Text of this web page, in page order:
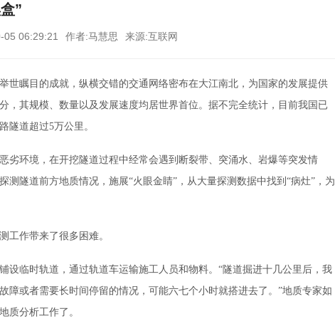
”
05 06:29:21 作者:马慧思 来源:互联网
世瞩目的成就，纵横交错的交通网络密布在大江南北，为国家的发展提供
，其规模、数量以及发展速度均居世界首位。据不完全统计，目前我国已
隧道超过5万公里。
劣环境，在开挖隧道过程中经常会遇到断裂带、突涌水、岩爆等突发情
隧道前方地质情况，施展“火眼金睛”，从大量探测数据中找到“病灶”，为
工作带来了很多困难。
设临时轨道，通过轨道车运输施工人员和物料。“隧道掘进十几公里后，我
障或者需要长时间停留的情况，可能六七个小时就搭进去了。”地质专家如
质分析工作了。